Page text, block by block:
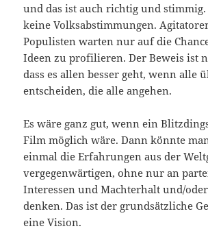
und das ist auch richtig und
keine Volksabstimmungen.
Populisten warten nur auf die
Ideen zu profilieren. Der Beweis ist
dass es allen besser geht, wenn alle
entscheiden, die alle angehen.
Es wäre ganz gut, wenn ein
Film möglich wäre. Dann könnte
einmal die Erfahrungen aus der
vergegenwärtigen, ohne nur an
Interessen und Machterhalt und/
denken. Das ist der grundsätzliche
eine Vision.